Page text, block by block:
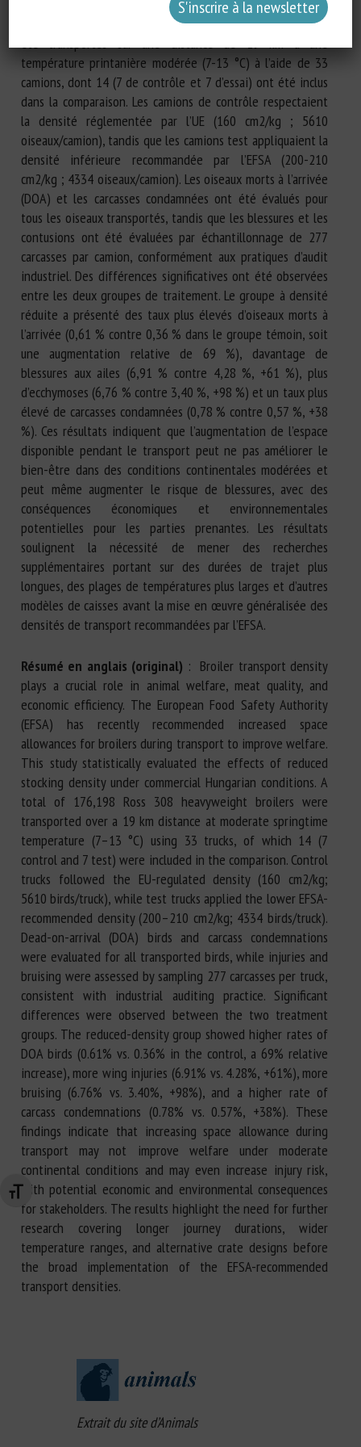
Changer la taille de la police
d’élevage dans les conditions commerciales hongroises. Au
total, 176 198 poulets de chair lourds de race Ross 308 ont
été transportés sur une distance de 19 km à une
température printanière modérée (7-13 °C) à l’aide de 33
camions, dont 14 (7 de contrôle et 7 d’essai) ont été inclus
dans la comparaison. Les camions de contrôle respectaient
la densité réglementée par l’UE (160 cm2/kg ; 5610
oiseaux/camion), tandis que les camions test appliquaient la
densité inférieure recommandée par l’EFSA (200-210
cm2/kg ; 4334 oiseaux/camion). Les oiseaux morts à l’arrivée
(DOA) et les carcasses condamnées ont été évalués pour
tous les oiseaux transportés, tandis que les blessures et les
contusions ont été évaluées par échantillonnage de 277
carcasses par camion, conformément aux pratiques d’audit
industriel. Des différences significatives ont été observées
entre les deux groupes de traitement. Le groupe à densité
réduite a présenté des taux plus élevés d’oiseaux morts à
l’arrivée (0,61 % contre 0,36 % dans le groupe témoin, soit
une augmentation relative de 69 %), davantage de
blessures aux ailes (6,91 % contre 4,28 %, +61 %), plus
d’ecchymoses (6,76 % contre 3,40 %, +98 %) et un taux plus
élevé de carcasses condamnées (0,78 % contre 0,57 %, +38
%). Ces résultats indiquent que l’augmentation de l’espace
disponible pendant le transport peut ne pas améliorer le
bien-être dans des conditions continentales modérées et
peut même augmenter le risque de blessures, avec des
conséquences économiques et environnementales
potentielles pour les parties prenantes. Les résultats
soulignent la nécessité de mener des recherches
supplémentaires portant sur des durées de trajet plus
longues, des plages de températures plus larges et d’autres
modèles de caisses avant la mise en œuvre généralisée des
densités de transport recommandées par l’EFSA.
Résumé en anglais (original) : Broiler transport density
plays a crucial role in animal welfare, meat quality, and
economic efficiency. The European Food Safety Authority
(EFSA) has recently recommended increased space
allowances for broilers during transport to improve welfare.
This study statistically evaluated the effects of reduced
stocking density under commercial Hungarian conditions. A
total of 176,198 Ross 308 heavyweight broilers were
transported over a 19 km distance at moderate springtime
temperature (7–13 °C) using 33 trucks, of which 14 (7
control and 7 test) were included in the comparison. Control
trucks followed the EU-regulated density (160 cm2/kg;
5610 birds/truck), while test trucks applied the lower EFSA-
recommended density (200–210 cm2/kg; 4334 birds/truck).
Dead-on-arrival (DOA) birds and carcass condemnations
were evaluated for all transported birds, while injuries and
bruising were assessed by sampling 277 carcasses per truck,
consistent with industrial auditing practice. Significant
differences were observed between the two treatment
groups. The reduced-density group showed higher rates of
DOA birds (0.61% vs. 0.36% in the control, a 69% relative
increase), more wing injuries (6.91% vs. 4.28%, +61%), more
bruising (6.76% vs. 3.40%, +98%), and a higher rate of
carcass condemnations (0.78% vs. 0.57%, +38%). These
findings indicate that increasing space allowance during
transport may not improve welfare under moderate
continental conditions and may even increase injury risk,
with potential economic and environmental consequences
for stakeholders. The results highlight the need for further
research covering longer journey durations, wider
temperature ranges, and alternative crate designs before
the broad implementation of the EFSA-recommended
transport densities.
Extrait du site d’Animals